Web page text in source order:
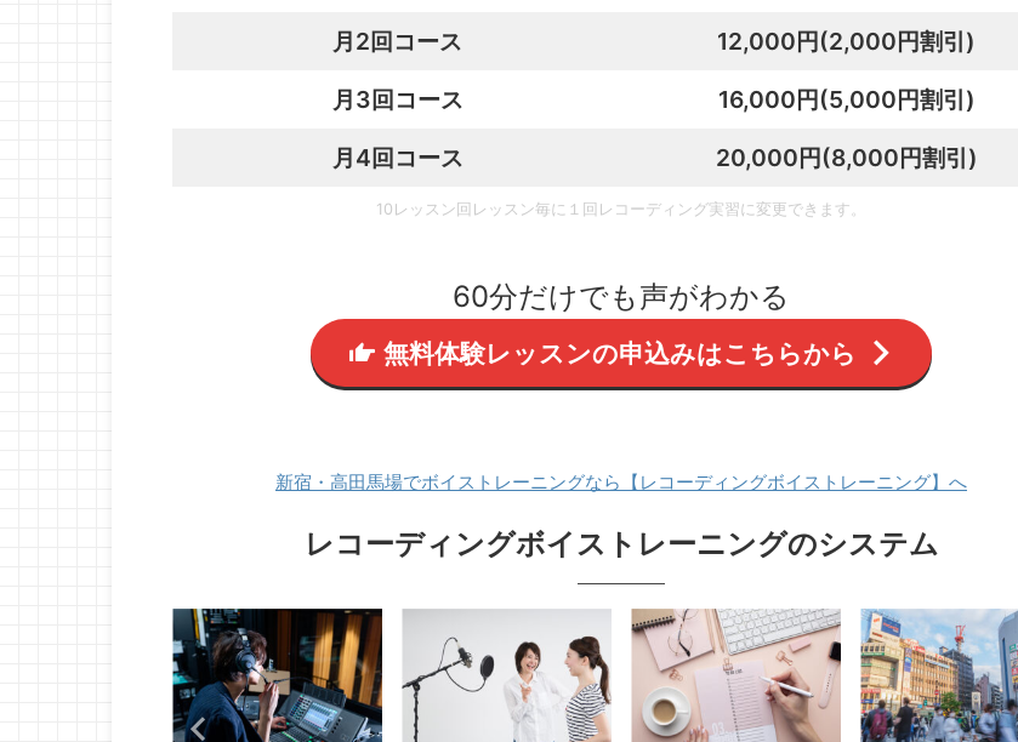
月2回コース
12,000円(2,000円割引)
月3回コース
16,000円(5,000円割引)
月4回コース
20,000円(8,000円割引)
10レッスン回レッスン毎に１回レコーディング実習に変更できます。
60分だけでも声がわかる
無料体験レッスンの申込みはこちらから
新宿・高田馬場でボイストレーニングなら【レコーディングボイストレーニング】へ
レコーディングボイストレーニングのシステム